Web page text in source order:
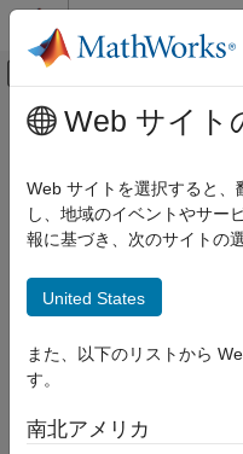
コンテンツへスキップ
オフキャンバ
ドキュメンテーションのホーム
FPGA、ASIC、および SoC 開発
Fixed-Point Designer
固定小数点の指定
プログラミングとデータ型のため
項目一覧
メインコンテンツ
uint16
16 ビットの符号なしの
c = uint16(a)
説明
組み込みuint16
Web サイト
Web サイトを選択すると、
し、地域のイベントやサー
報に基づき、次のサイトの
United States
また、以下のリストから
す。
南北アメリカ